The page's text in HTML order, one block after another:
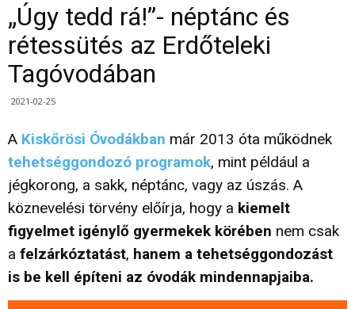
„Úgy tedd rá!”- néptánc és
rétessütés az Erdőteleki
Tagóvodában
2021-02-25
A Kiskőrösi Óvodákban már 2013 óta működnek
tehetséggondozó programok, mint például a
jégkorong, a sakk, néptánc, vagy az úszás. A
köznevelési törvény előírja, hogy a kiemelt
figyelmet igénylő gyermekek körében nem csak
a felzárkóztatást, hanem a tehetséggondozást
is be kell építeni az óvodák mindennapjaiba.